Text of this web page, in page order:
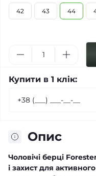
42 43 44
Купити в 1 клік:
Опис
Чоловічі берці
і захист для